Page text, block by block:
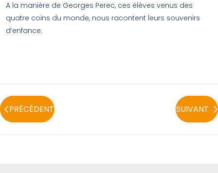
A la manière de Georges Perec, ces élèves venus des
quatre coins du monde, nous racontent leurs souvenirs
d’enfance.
PRÉCÉDENT SUIVANT